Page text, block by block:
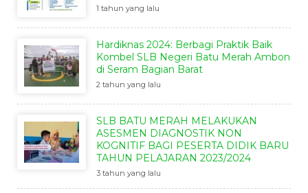
1 tahun yang lalu
Hardiknas 2024: Berbagi Praktik Baik
Kombel SLB Negeri Batu Merah Ambon
di Seram Bagian Barat
2 tahun yang lalu
SLB BATU MERAH MELAKUKAN
ASESMEN DIAGNOSTIK NON
KOGNITIF BAGI PESERTA DIDIK BARU
TAHUN PELAJARAN 2023/2024
3 tahun yang lalu